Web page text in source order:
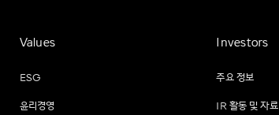
Values
ESG
윤리경영
Investors
주요 정보
IR 활동 및 자료